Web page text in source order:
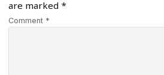
are marked *
Comment *